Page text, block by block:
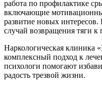
работа по профилактике
включающие
развитие новых
случай возвращения тяги
Наркологическая клиника
комплексный подход к
психологи помогают
радость трезвой жизни.